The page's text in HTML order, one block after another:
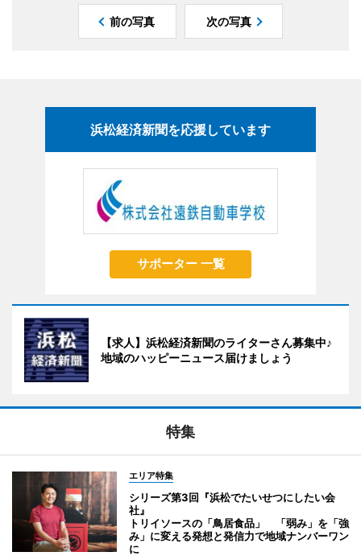
前の写真 次の写真
浜松経済新聞を応援しています
サポーター 一覧
【求人】浜松経済新聞のライターさん募集中♪
地域のハッピーニュース届けましょう
特集
エリア特集
シリーズ第3回『浜松でたいせつにしたい会
社』
トリイソースの「鳥居食品」 「弱み」を「強
み」に変える発想と発信力で地域ナンバーワン
に